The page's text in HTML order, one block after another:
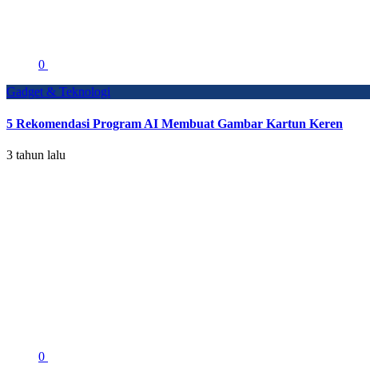
0
Gadget & Teknologi
5 Rekomendasi Program AI Membuat Gambar Kartun Keren
3 tahun lalu
0